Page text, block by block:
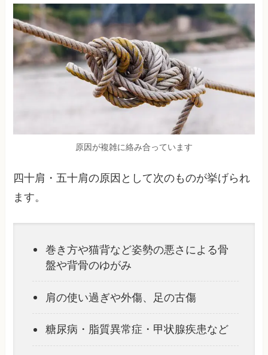
原因が複雑に絡み合っています
四十肩・五十肩の原因として次のものが挙げられ
ます。
巻き方や猫背など姿勢の悪さによる骨
盤や背骨のゆがみ
肩の使い過ぎや外傷、足の古傷
糖尿病・脂質異常症・甲状腺疾患など